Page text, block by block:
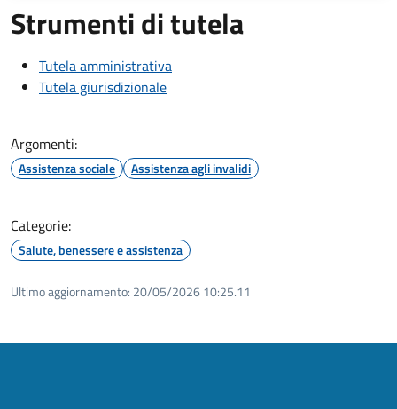
Strumenti di tutela
Tutela amministrativa
Tutela giurisdizionale
Argomenti:
Assistenza sociale Assistenza agli invalidi
Categorie:
Salute, benessere e assistenza
Ultimo aggiornamento: 20/05/2026 10:25.11